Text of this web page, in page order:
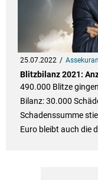
25.07.2022
Blitz­bi­lanz 2021:
490.000 Blitze
Bilanz: 30.000
Schadenssumme
Euro bleibt auch die